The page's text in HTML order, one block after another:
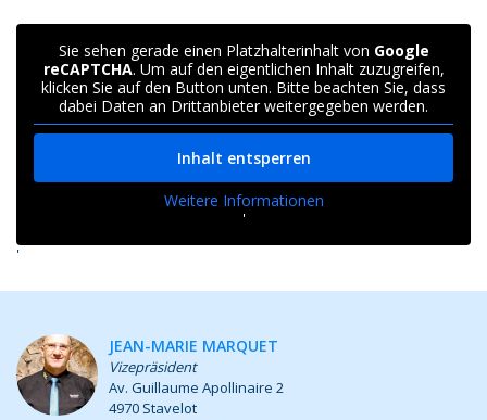
Sie sehen gerade einen Platzhalterinhalt von Google
reCAPTCHA. Um auf den eigentlichen Inhalt zuzugreifen,
klicken Sie auf den Button unten. Bitte beachten Sie, dass
dabei Daten an Drittanbieter weitergegeben werden.
Inhalt entsperren
Weitere Informationen
'
'
JEAN-MARIE MARQUET
Vizepräsident
Av. Guillaume Apollinaire 2
4970 Stavelot